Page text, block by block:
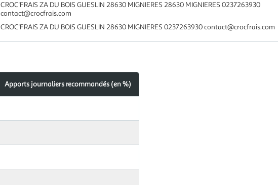
CROC'FRAIS ZA DU BOIS GUESLIN 28630 MIGNIERES 28630 MIGNIERES 0237263930
contact@crocfrais.com
CROC'FRAIS ZA DU BOIS GUESLIN 28630 MIGNIERES 0237263930 contact@crocfrais.com
Apports journaliers recommandés (en %)